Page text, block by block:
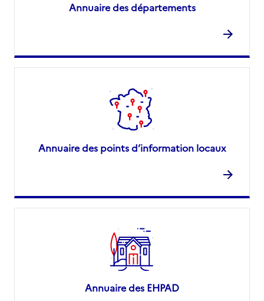
Annuaire des départements
Annuaire des points d’information locaux
Annuaire des EHPAD